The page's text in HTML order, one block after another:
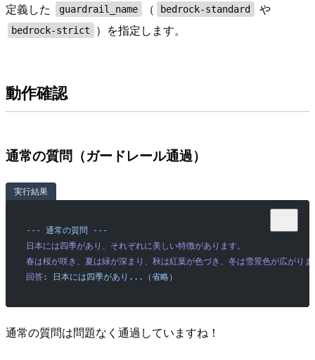
定義した
guardrail_name （ bedrock-standard や
bedrock-strict ）を指定します。
動作確認
通常の質問（ガードレール通過）
実行結果
--- 通常の質問 ---
日本には四季があり、それぞれに美しい特徴があります。
春は桜が咲き、夏は緑が深まり、秋は紅葉が色づき、冬は雪景色が広がり
回答:
日本には四季があり...（省略）
通常の質問は問題なく通過していますね！